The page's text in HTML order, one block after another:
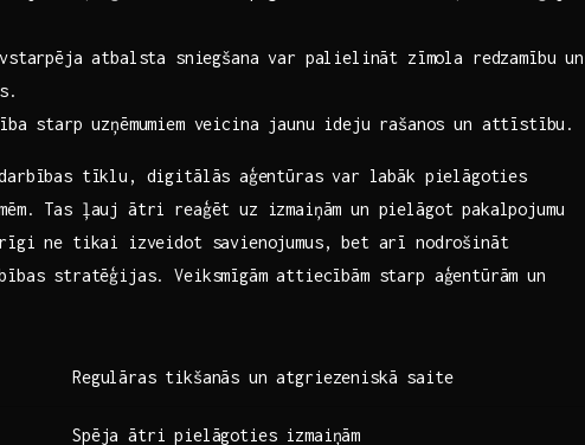
atbalsta sniegšana var‍ palielināt zīmola redzamību un
starp ‍uzņēmumiem veicina jaunu ideju rašanos un attīstību.
tīklu, digitālās ⁤aģentūras var labāk pielāgoties
Tas ļauj ātri reaģēt uz ‌izmaiņām un pielāgot pakalpojumu
ne tikai izveidot savienojumus, bet arī nodrošināt
stratēģijas. Veiksmīgām attiecībām starp aģentūrām un
Regulāras tikšanās‌ un atgriezeniskā saite
Spēja ātri ​pielāgoties izmaiņām